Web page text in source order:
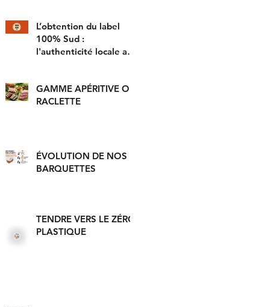
L’obtention du label
100% Sud :
l'authenticité locale au
GAMME APÉRITIVE OU
RACLETTE
ÉVOLUTION DE NOS
BARQUETTES
TENDRE VERS LE ZÉRO
PLASTIQUE